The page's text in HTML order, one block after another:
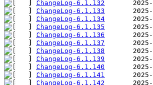
ChangeLog-6.1.132
ChangeLog-6.1.133
ChangeLog-6.1.134
ChangeLog-6.1.135
ChangeLog-6.1.136
ChangeLog-6.1.137
ChangeLog-6.1.138
ChangeLog-6.1.139
ChangeLog-6.1.140
ChangeLog-6.1.141
ChangeLog-6.1.142